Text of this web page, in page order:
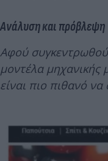
Ανάλυση και πρόβλεψη
Αφού
μοντέλα
είναι πιο πιθανό